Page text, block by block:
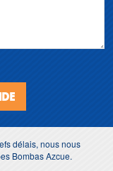
délais, nous nous
Bombas Azcue.